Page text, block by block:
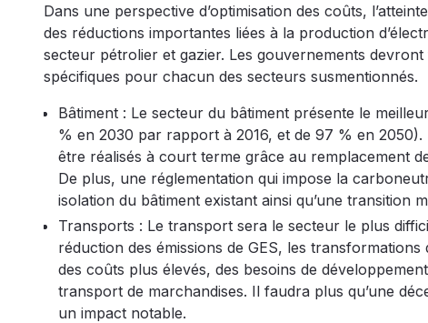
Dans une perspective d’optimisation des coûts,
des réductions importantes liées à la production
secteur pétrolier et gazier. Les gouvernements
spécifiques pour chacun des secteurs susmentionnés.
Bâtiment : Le secteur du bâtiment présente le
% en 2030 par rapport à 2016, et de 97 % en
être réalisés à court terme grâce au remplacement
De plus, une réglementation qui impose la
isolation du bâtiment existant ainsi qu’une transition
Transports : Le transport sera le secteur le plus
réduction des émissions de GES, les
des coûts plus élevés, des besoins de
transport de marchandises. Il faudra plus qu’une
un impact notable.